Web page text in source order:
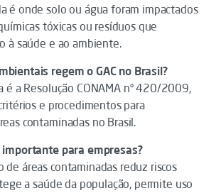
é onde solo ou água foram impactados
tóxicas ou resíduos que
à saúde e ao ambiente.
regem o GAC no Brasil?
é a Resolução CONAMA nº 420/2009,
e procedimentos para
contaminadas no Brasil.
importante para empresas?
de áreas contaminadas reduz riscos
a saúde da população, permite uso